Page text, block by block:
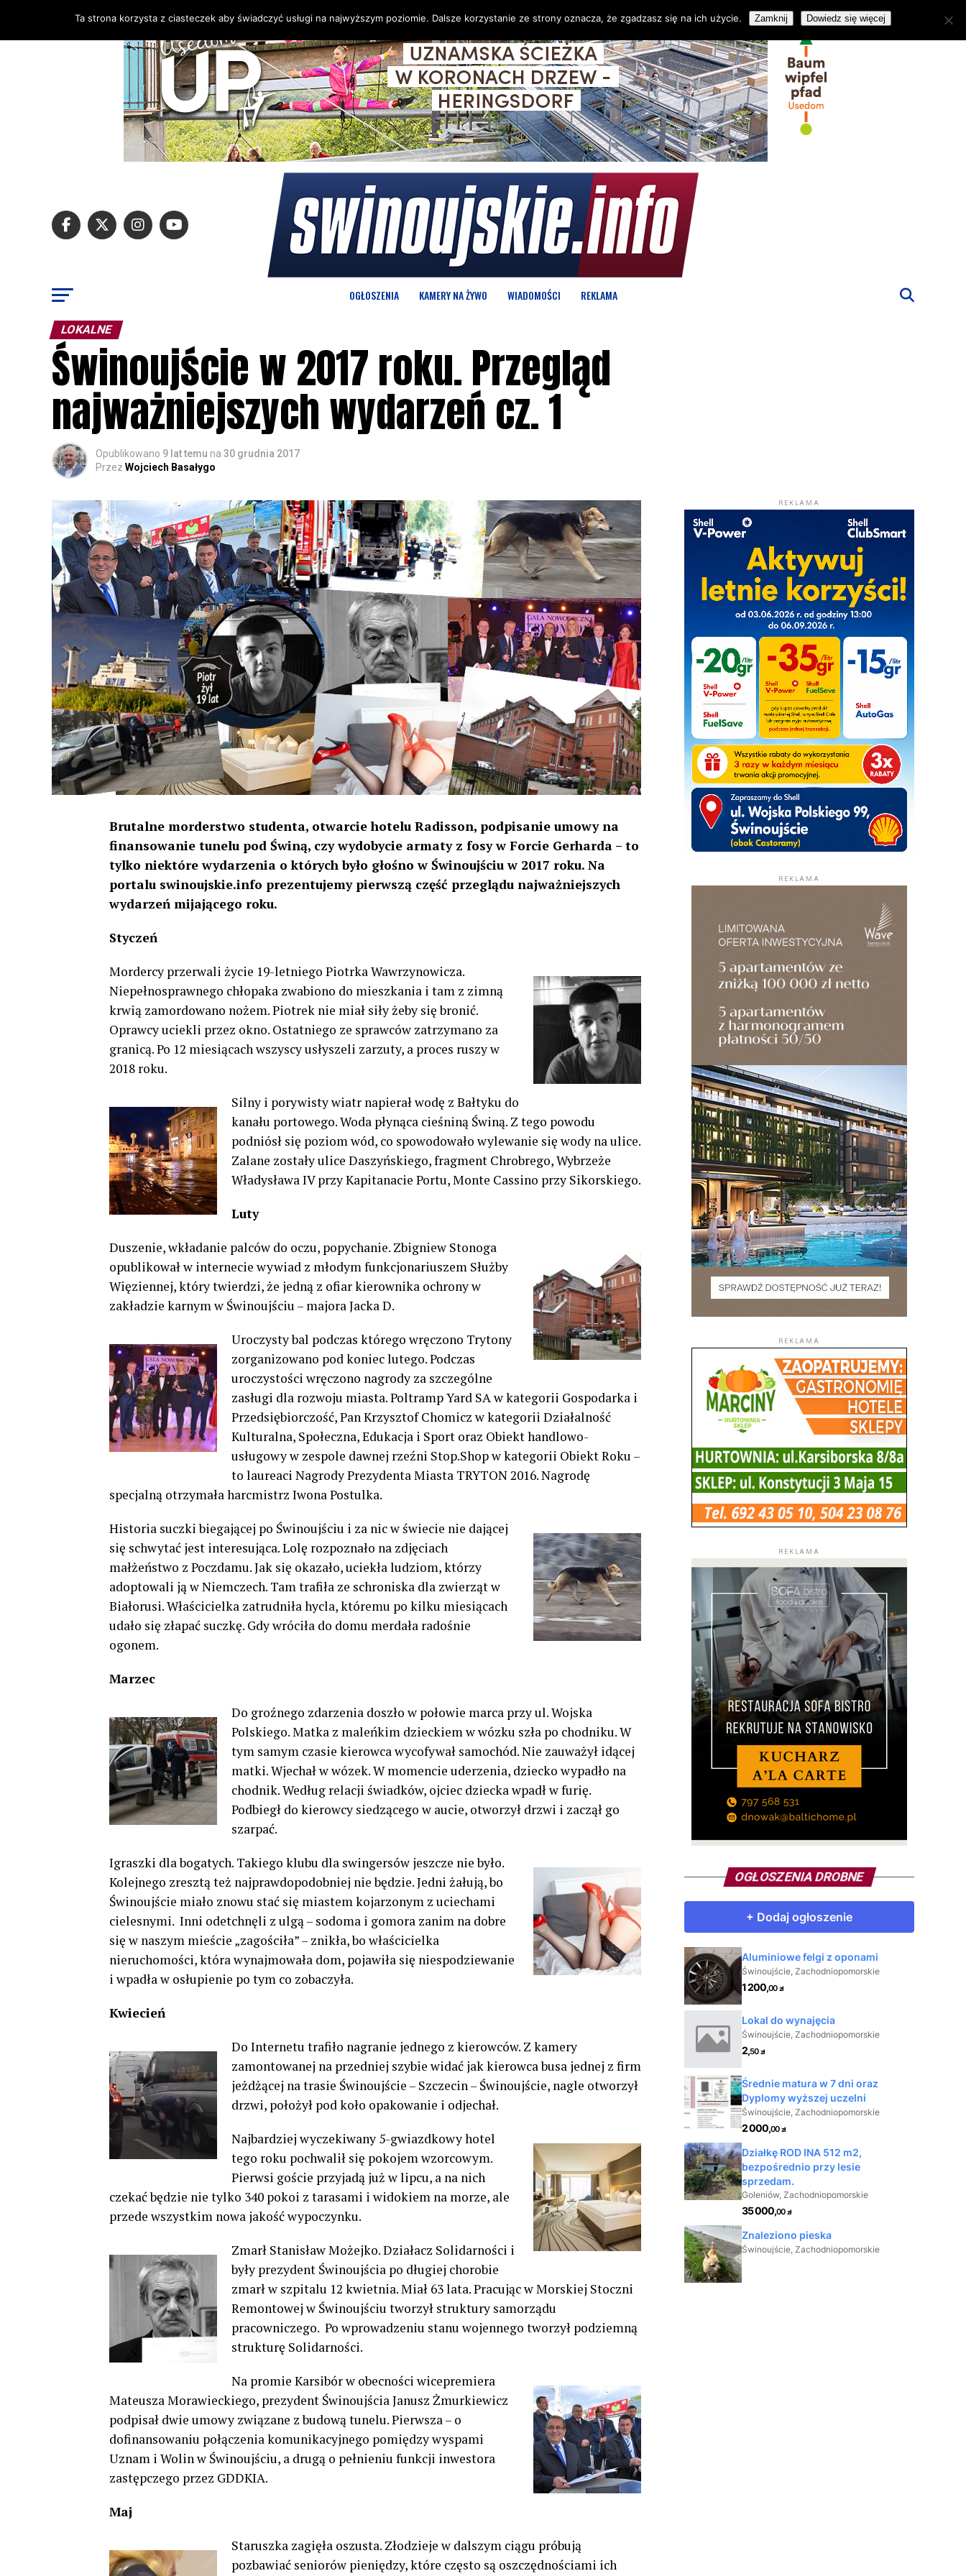
OGŁOSZENIA KAMERY NA ŻYWO WIADOMOŚCI REKLAMA
LOKALNE
Świnoujście w 2017 roku. Przegląd
najważniejszych wydarzeń cz. 1
Opublikowano 9 lat temu na 30 grudnia 2017
Przez Wojciech Basałygo
Brutalne morderstwo studenta, otwarcie hotelu Radisson, podpisanie umowy na
finansowanie tunelu pod Świną, czy wydobycie armaty z fosy w Forcie Gerharda – to
tylko niektóre wydarzenia o których było głośno w Świnoujściu w 2017 roku. Na
portalu swinoujskie.info prezentujemy pierwszą część przeglądu najważniejszych
wydarzeń mijającego roku.
Styczeń
Mordercy przerwali życie 19-letniego Piotrka Wawrzynowicza.
Niepełnosprawnego chłopaka zwabiono do mieszkania i tam z zimną
krwią zamordowano nożem. Piotrek nie miał siły żeby się bronić.
Oprawcy uciekli przez okno. Ostatniego ze sprawców zatrzymano za
granicą. Po 12 miesiącach wszyscy usłyszeli zarzuty, a proces ruszy w
2018 roku.
Silny i porywisty wiatr napierał wodę z Bałtyku do
kanału portowego. Woda płynąca cieśniną Świną. Z tego powodu
podniósł się poziom wód, co spowodowało wylewanie się wody na ulice.
Zalane zostały ulice Daszyńskiego, fragment Chrobrego, Wybrzeże
Władysława IV przy Kapitanacie Portu, Monte Cassino przy Sikorskiego.
Luty
Duszenie, wkładanie palców do oczu, popychanie. Zbigniew Stonoga
opublikował w internecie wywiad z młodym funkcjonariuszem Służby
Więziennej, który twierdzi, że jedną z ofiar kierownika ochrony w
zakładzie karnym w Świnoujściu – majora Jacka D.
Uroczysty bal podczas którego wręczono Trytony
zorganizowano pod koniec lutego. Podczas
uroczystości wręczono nagrody za szczególne
zasługi dla rozwoju miasta. Poltramp Yard SA w kategorii Gospodarka i
Przedsiębiorczość, Pan Krzysztof Chomicz w kategorii Działalność
Kulturalna, Społeczna, Edukacja i Sport oraz Obiekt handlowo-
usługowy w zespole dawnej rzeźni Stop.Shop w kategorii Obiekt Roku –
to laureaci Nagrody Prezydenta Miasta TRYTON 2016. Nagrodę
specjalną otrzymała harcmistrz Iwona Postulka.
Historia suczki biegającej po Świnoujściu i za nic w świecie nie dającej
się schwytać jest interesująca. Lolę rozpoznało na zdjęciach
małżeństwo z Poczdamu. Jak się okazało, uciekła ludziom, którzy
adoptowali ją w Niemczech. Tam trafiła ze schroniska dla zwierząt w
Białorusi. Właścicielka zatrudniła hycla, któremu po kilku miesiącach
udało się złapać suczkę. Gdy wróciła do domu merdała radośnie
ogonem.
Marzec
Do groźnego zdarzenia doszło w połowie marca przy ul. Wojska
Polskiego. Matka z maleńkim dzieckiem w wózku szła po chodniku. W
tym samym czasie kierowca wycofywał samochód. Nie zauważył idącej
matki. Wjechał w wózek. W momencie uderzenia, dziecko wypadło na
chodnik. Według relacji świadków, ojciec dziecka wpadł w furię.
Podbiegł do kierowcy siedzącego w aucie, otworzył drzwi i zaczął go
szarpać.
Igraszki dla bogatych. Takiego klubu dla swingersów jeszcze nie było.
Kolejnego zresztą też najprawdopodobniej nie będzie. Jedni żałują, bo
Świnoujście miało znowu stać się miastem kojarzonym z uciechami
cielesnymi. Inni odetchnęli z ulgą – sodoma i gomora zanim na dobre
się w naszym mieście „zagościła” – znikła, bo właścicielka
nieruchomości, która wynajmowała dom, pojawiła się niespodziewanie
i wpadła w osłupienie po tym co zobaczyła.
Kwiecień
Do Internetu trafiło nagranie jednego z kierowców. Z kamery
zamontowanej na przedniej szybie widać jak kierowca busa jednej z firm
jeżdżącej na trasie Świnoujście – Szczecin – Świnoujście, nagle otworzył
drzwi, położył pod koło opakowanie i odjechał.
Najbardziej wyczekiwany 5-gwiazdkowy hotel
tego roku pochwalił się pokojem wzorcowym.
Pierwsi goście przyjadą już w lipcu, a na nich
czekać będzie nie tylko 340 pokoi z tarasami i widokiem na morze, ale
przede wszystkim nowa jakość wypoczynku.
Zmarł Stanisław Możejko. Działacz Solidarności i
były prezydent Świnoujścia po długiej chorobie
zmarł w szpitalu 12 kwietnia. Miał 63 lata. Pracując w Morskiej Stoczni
Remontowej w Świnoujściu tworzył struktury samorządu
pracowniczego. Po wprowadzeniu stanu wojennego tworzył podziemną
strukturę Solidarności.
Na promie Karsibór w obecności wicepremiera
Mateusza Morawieckiego, prezydent Świnoujścia Janusz Żmurkiewicz
podpisał dwie umowy związane z budową tunelu. Pierwsza – o
dofinansowaniu połączenia komunikacyjnego pomiędzy wyspami
Uznam i Wolin w Świnoujściu, a drugą o pełnieniu funkcji inwestora
zastępczego przez GDDKIA.
Maj
Staruszka zagięła oszusta. Złodzieje w dalszym ciągu próbują
pozbawiać seniorów pieniędzy, które często są oszczędnościami ich
REKLAMA
REKLAMA
REKLAMA
REKLAMA
OGŁOSZENIA DROBNE
Ta strona korzysta z ciasteczek aby świadczyć usługi na najwyższym poziomie. Dalsze korzystanie ze strony oznacza, że zgadzasz się na ich użycie. Zamknij Dowiedz się więcej